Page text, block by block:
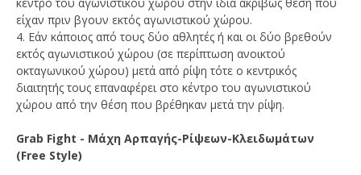
είχαν πριν βγουν εκτός αγωνιστικού χώρου.
4. Εάν κάποιος από τους δύο αθλητές ή και οι δύο βρεθούν
εκτός αγωνιστικού χώρου (σε περίπτωση ανοικτού
οκταγωνικού χώρου) μετά από ρίψη τότε ο κεντρικός
διαιτητής τους επαναφέρει στο κέντρο του αγωνιστικού
χώρου από την θέση που βρέθηκαν μετά την ρίψη.
Grab Fight - Μάχη Αρπαγής-Ρίψεων-Κλειδωμάτων
(Free Style)